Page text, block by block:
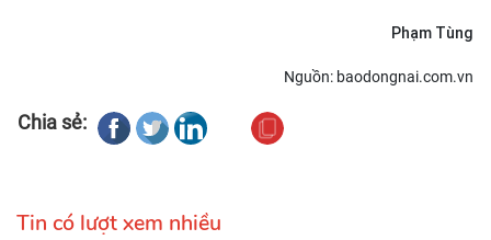
Phạm Tùng
Nguồn: baodongnai.com.vn
Chia sẻ:
Tin có lượt xem nhiều